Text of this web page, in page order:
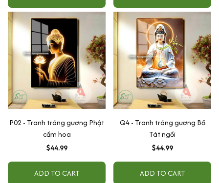
P02 - Tranh tráng gương Phật
cầm hoa
$44.99
ADD TO CART
Q4 - Tranh tráng gương Bồ
Tát ngồi
$44.99
ADD TO CART